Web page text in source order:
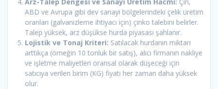
Arz-Talep Dengesi ve Sanayi Üretim Hacmi: Çin,
ABD ve Avrupa gibi dev sanayi bölgelerindeki çelik üretim
oranları (galvanizleme ihtiyacı için) çinko talebini belirler.
Talep yüksek, arz düşükse hurda piyasası şahlanır.
Lojistik ve Tonaj Kriteri: Satılacak hurdanın miktarı
arttıkça (örneğin 10 tonluk bir satış), alıcı firmanın nakliye
ve işletme maliyetleri oransal olarak düşeceği için
satıcıya verilen birim (KG) fiyatı her zaman daha yüksek
olur.